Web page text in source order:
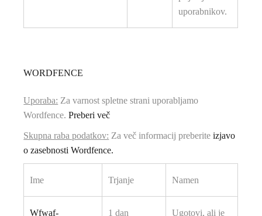
uporabnikov.
WORDFENCE
Uporaba: Za varnost spletne strani uporabljamo
Wordfence.Preberi več
Skupna raba podatkov: Za več informacij preberiteizjavo
o zasebnosti Wordfence.
Ime Trjanje Namen
Wfwaf-
1 dan
Ugotovi, ali je